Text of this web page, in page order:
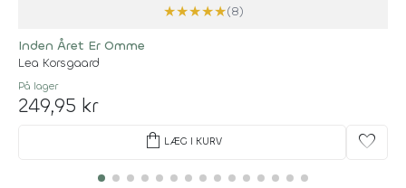
★★★★★(8)
Inden Året Er Omme
Lea Korsgaard
På lager
249,95 kr
shopping_bag LÆG I KURV favorite